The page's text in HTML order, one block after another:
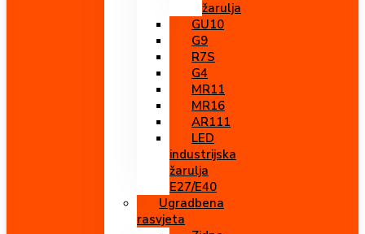
žarulja
GU10
G9
R7S
G4
MR11
MR16
AR111
LED
industrijska
žarulja
E27/E40
Ugradbena
rasvjeta